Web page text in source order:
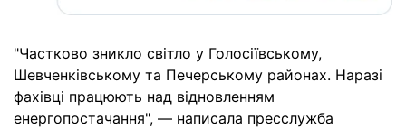
"Частково зникло світло у Голосіївському,
Шевченківському та Печерському районах. Наразі
фахівці працюють над відновленням
енергопостачання", — написала пресслужба